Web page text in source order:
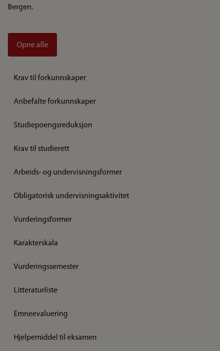
Bergen.
Opne alle
Krav til forkunnskaper
Anbefalte forkunnskaper
Studiepoengsreduksjon
Krav til studierett
Arbeids- og undervisningsformer
Obligatorisk undervisningsaktivitet
Vurderingsformer
Karakterskala
Vurderingssemester
Litteraturliste
Emneevaluering
Hjelpemiddel til eksamen